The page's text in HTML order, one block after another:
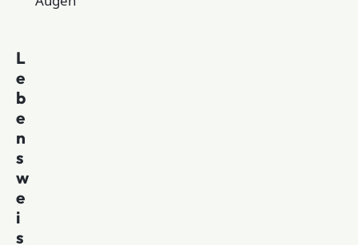
L
e
b
e
n
s
w
e
i
s